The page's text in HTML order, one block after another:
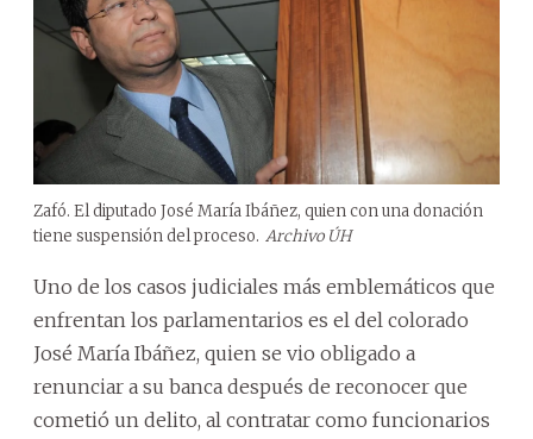
Zafó. El diputado José María Ibáñez, quien con una donación
tiene suspensión del proceso. Archivo ÚH
Uno de los casos judiciales más emblemáticos que
enfrentan los parlamentarios es el del colorado
José María Ibáñez, quien se vio obligado a
renunciar a su banca después de reconocer que
cometió un delito, al contratar como funcionarios